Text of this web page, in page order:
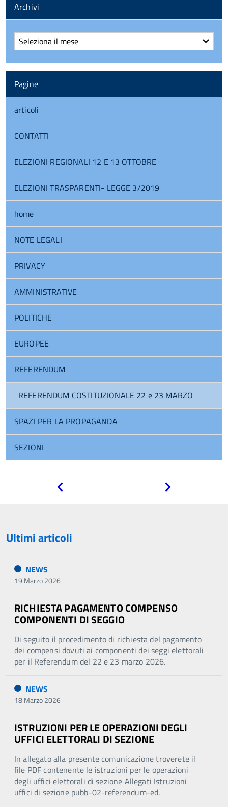
Archivi
Archivi
Pagine
articoli
CONTATTI
ELEZIONI REGIONALI 12 E 13 OTTOBRE
ELEZIONI TRASPARENTI- LEGGE 3/2019
home
NOTE LEGALI
PRIVACY
AMMINISTRATIVE
POLITICHE
EUROPEE
REFERENDUM
REFERENDUM COSTITUZIONALE 22 e 23 MARZO
SPAZI PER LA PROPAGANDA
SEZIONI
Ultimi articoli
NEWS
19 Marzo 2026
RICHIESTA PAGAMENTO COMPENSO
COMPONENTI DI SEGGIO
Di seguito il procedimento di richiesta del pagamento
dei compensi dovuti ai componenti dei seggi elettorali
per il Referendum del 22 e 23 marzo 2026.
NEWS
18 Marzo 2026
ISTRUZIONI PER LE OPERAZIONI DEGLI
UFFICI ELETTORALI DI SEZIONE
In allegato alla presente comunicazione troverete il
file PDF contenente le istruzioni per le operazioni
degli uffici elettorali di sezione Allegati Istruzioni
uffici di sezione pubb-02-referendum-ed.